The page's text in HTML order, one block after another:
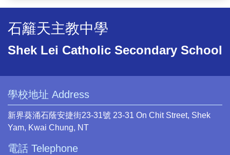
石籬天主教中學
Shek Lei Catholic Secondary School
學校地址 Address
新界葵涌石蔭安捷街23-31號 23-31 On Chit Street, Shek
Yam, Kwai Chung, NT
電話 Telephone